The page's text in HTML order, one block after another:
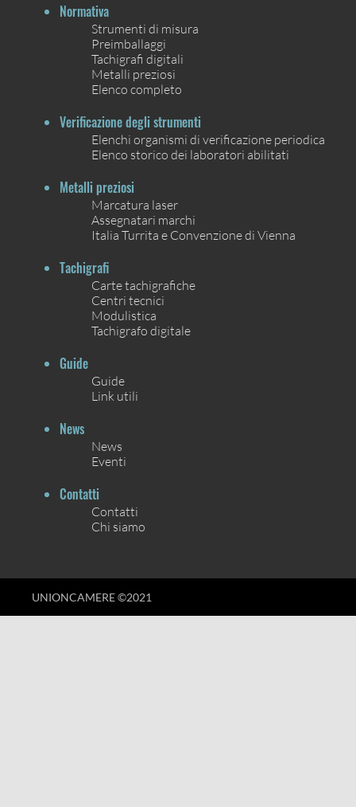
Normativa
Strumenti di misura
Preimballaggi
Tachigrafi digitali
Metalli preziosi
Elenco completo
Verificazione degli strumenti
Elenchi organismi di verificazione periodica
Elenco storico dei laboratori abilitati
Metalli preziosi
Marcatura laser
Assegnatari marchi
Italia Turrita e Convenzione di Vienna
Tachigrafi
Carte tachigrafiche
Centri tecnici
Modulistica
Tachigrafo digitale
Guide
Guide
Link utili
News
News
Eventi
Contatti
Contatti
Chi siamo
UNIONCAMERE ©2021